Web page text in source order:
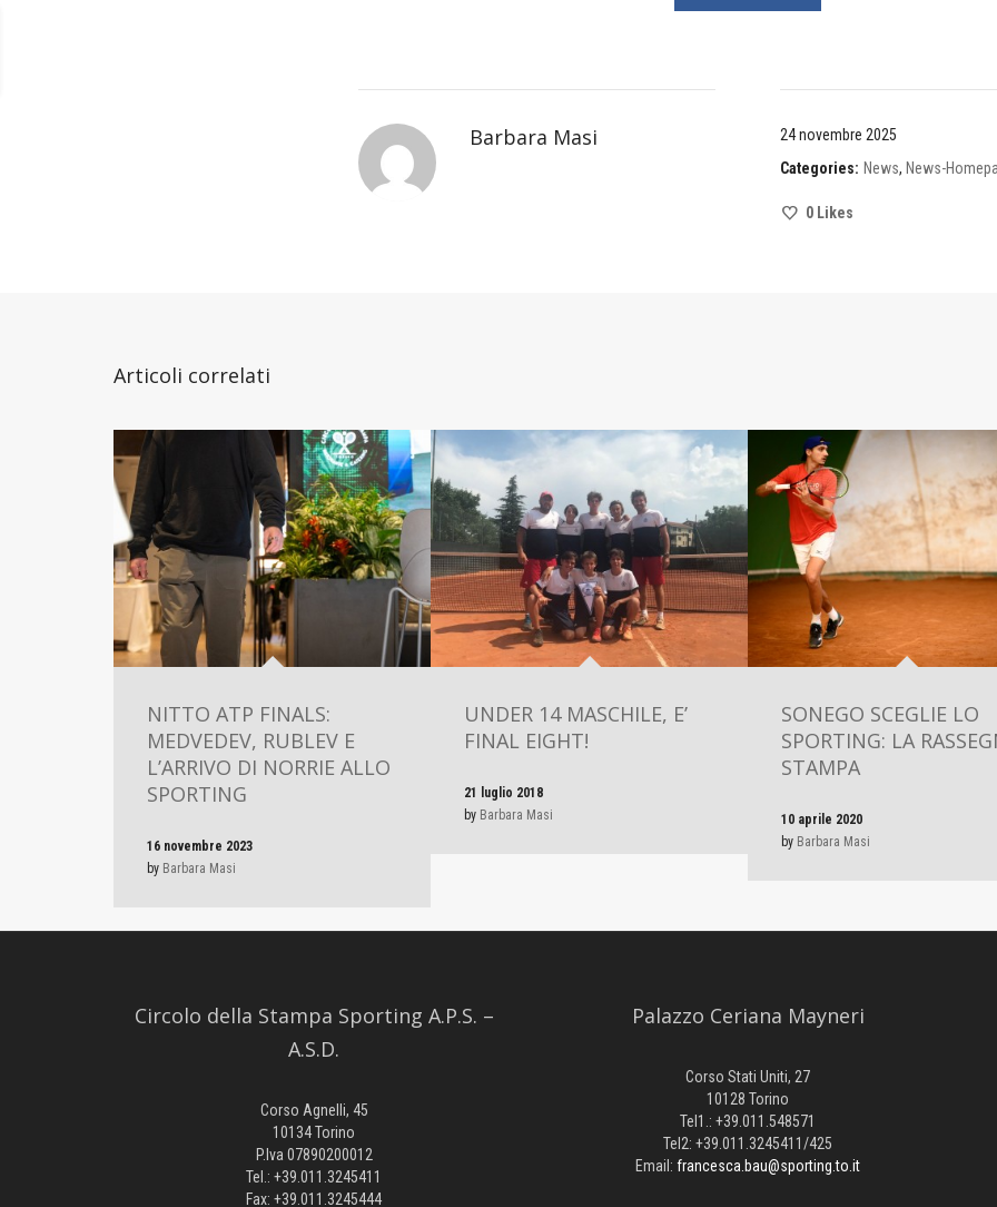
Barbara Masi
24 novembre 2025
Categories: News, News-
0Likes
Articoli correlati
NITTO ATP FINALS:
MEDVEDEV, RUBLEV E
L’ARRIVO DI NORRIE ALLO
SPORTING
16 novembre 2023
by Barbara Masi
UNDER 14 MASCHILE, E’
FINAL EIGHT!
21 luglio 2018
by Barbara Masi
SONEGO SCEGLIE LO
SPORTING: LA
STAMPA
10 aprile 2020
by Barbara Masi
Circolo della Stampa Sporting A.P.S. –
A.S.D.
Corso Agnelli, 45
10134 Torino
P.Iva 07890200012
Tel.: +39.011.3245411
Fax: +39.011.3245444
Palazzo Ceriana Mayneri
Corso Stati Uniti, 27
10128 Torino
Tel1.: +39.011.548571
Tel2: +39.011.3245411/425
Email: francesca.bau@sporting.to.it